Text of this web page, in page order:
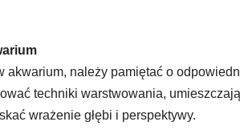
akwarium, należy pamiętać o
techniki warstwowania,
wrażenie głębi i perspektywy.